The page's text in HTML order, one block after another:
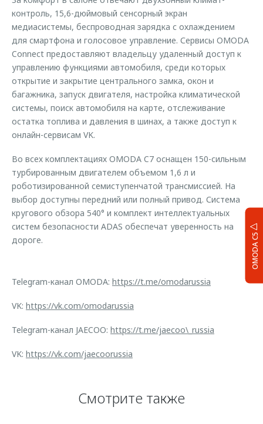
OMODA C5
контроль, 15,6-дюймовый сенсорный экран
медиасистемы, беспроводная зарядка с охлаждением
для смартфона и голосовое управление. Сервисы OMODA
Connect предоставляют владельцу удаленный доступ к
управлению функциями автомобиля, среди которых
открытие и закрытие центрального замка, окон и
багажника, запуск двигателя, настройка климатической
системы, поиск автомобиля на карте, отслеживание
остатка топлива и давления в шинах, а также доступ к
онлайн-сервисам VK.
Во всех комплектациях OMODA C7 оснащен 150-сильным
турбированным двигателем объемом 1,6 л и
роботизированной семиступенчатой трансмиссией. На
выбор доступны передний или полный привод. Система
кругового обзора 540° и комплект интеллектуальных
систем безопасности ADAS обеспечат уверенность на
дороге.
Telegram-канал OMODA: https://t.me/omodarussia
VK: https://vk.com/omodarussia
Telegram-канал JAECOO: https://t.me/jaecoo\_russia
VK: https://vk.com/jaecoorussia
Смотрите также